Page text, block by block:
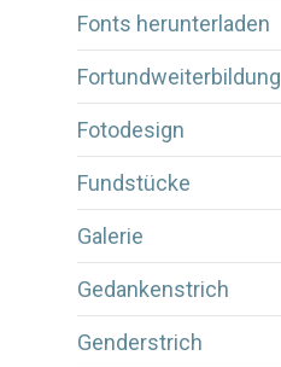
Fonts herunterladen
Fortundweiterbildung
Fotodesign
Fundstücke
Galerie
Gedankenstrich
Genderstrich